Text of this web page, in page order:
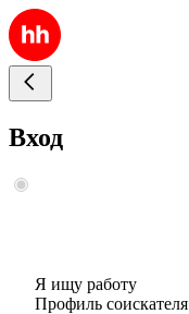
Вход
Я ищу работу
Профиль соискателя